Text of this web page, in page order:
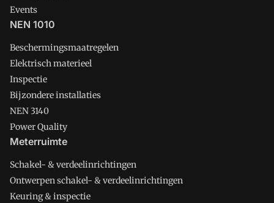
Events
NEN 1010
Beschermingsmaatregelen
Elektrisch materieel
Inspectie
Bijzondere installaties
NEN 3140
Power Quality
Meterruimte
Schakel- & verdeelinrichtingen
Ontwerpen schakel- & verdeelinrichtingen
Keuring & inspectie